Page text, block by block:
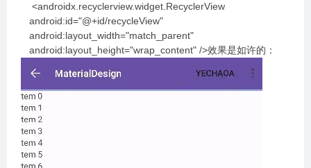
<androidx.recyclerview.widget.RecyclerView
android:id="@+id/recycleView"
android:layout_width="match_parent"
android:layout_height="wrap_content" />效果是如许的：